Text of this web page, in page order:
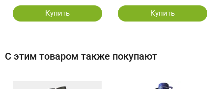
Купить Купить
С этим товаром также покупают